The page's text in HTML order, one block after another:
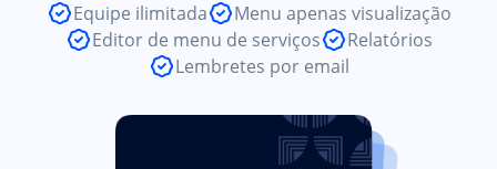
Equipe ilimitada
Menu apenas visualização
Editor de menu de serviços
Relatórios
Lembretes por email